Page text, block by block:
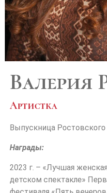
Валерия
Артистка
Выпускница
Награды:
2023 г. – «Лучшая
детском спектакле»